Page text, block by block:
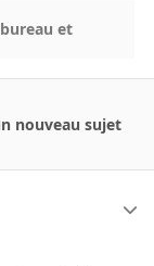
et
nouveau sujet